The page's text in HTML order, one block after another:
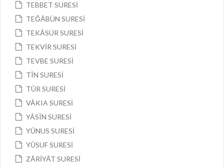
TEBBET SURESİ
TEĞÂBÜN SURESİ
TEKÂSÜR SURESİ
TEKVİR SURESİ
TEVBE SURESİ
TÎN SURESİ
TÛR SURESİ
VÂKIA SURESİ
YÂSÎN SURESİ
YÛNUS SURESİ
YÛSUF SURESİ
ZÂRİYÂT SURESİ